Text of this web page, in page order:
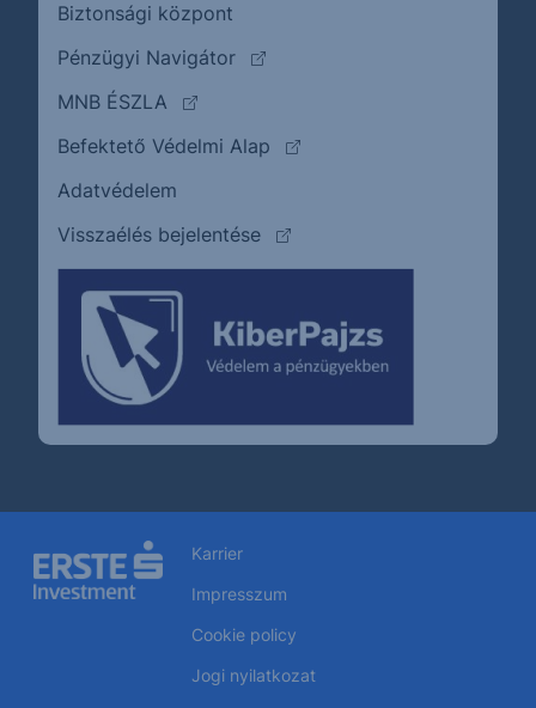
Biztonsági központ
Pénzügyi Navigátor
(külső oldalra ugrik)
MNB ÉSZLA
(külső oldalra ugrik)
Befektető Védelmi Alap
(külső oldalra ugrik)
Adatvédelem
Visszaélés bejelentése
(külső oldalra ugrik)
Karrier
Impresszum
Cookie policy
Jogi nyilatkozat